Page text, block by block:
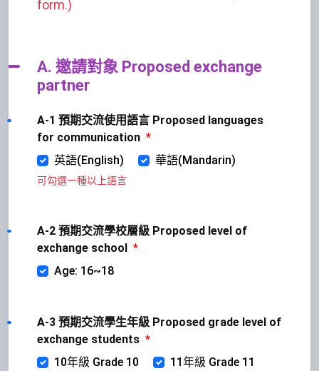
form.)
A. 邀請對象 Proposed exchange
partner
A-1 預期交流使用語言 Proposed languages
for communication *
英語(English)
華語(Mandarin)
可勾選一種以上語言
A-2 預期交流學校層級 Proposed level of
exchange school *
Age: 16~18
A-3 預期交流學生年級 Proposed grade level of
exchange students *
10年級 Grade 10
11年級 Grade 11